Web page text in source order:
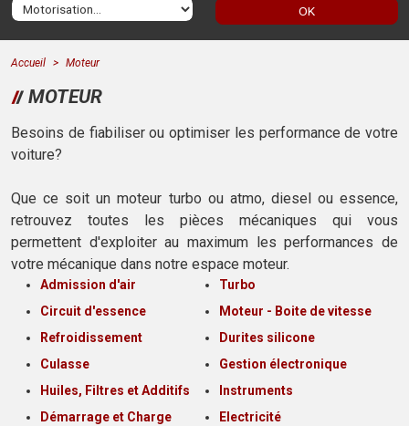
OK
Accueil Moteur
MOTEUR
Besoins de fiabiliser ou optimiser les performance de votre
voiture?
Que ce soit un moteur turbo ou atmo, diesel ou essence,
retrouvez toutes les pièces mécaniques qui vous
permettent d'exploiter au maximum les performances de
votre mécanique dans notre espace moteur.
Admission d'air
Turbo
Circuit d'essence
Moteur - Boite de vitesse
Refroidissement
Durites silicone
Culasse
Gestion électronique
Huiles, Filtres et Additifs
Instruments
Démarrage et Charge
Electricité